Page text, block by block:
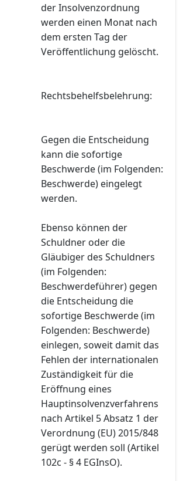
der Insolvenzordnung
werden einen Monat nach
dem ersten Tag der
Veröffentlichung gelöscht.
Rechtsbehelfsbelehrung:
Gegen die Entscheidung
kann die sofortige
Beschwerde (im Folgenden:
Beschwerde) eingelegt
werden.
Ebenso können der
Schuldner oder die
Gläubiger des Schuldners
(im Folgenden:
Beschwerdeführer) gegen
die Entscheidung die
sofortige Beschwerde (im
Folgenden: Beschwerde)
einlegen, soweit damit das
Fehlen der internationalen
Zuständigkeit für die
Eröffnung eines
Hauptinsolvenzverfahrens
nach Artikel 5 Absatz 1 der
Verordnung (EU) 2015/848
gerügt werden soll (Artikel
102c - § 4 EGInsO).